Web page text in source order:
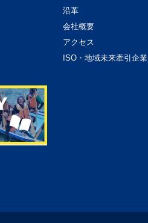
沿革
会社概要
アクセス
ISO・地域未来牽引企業